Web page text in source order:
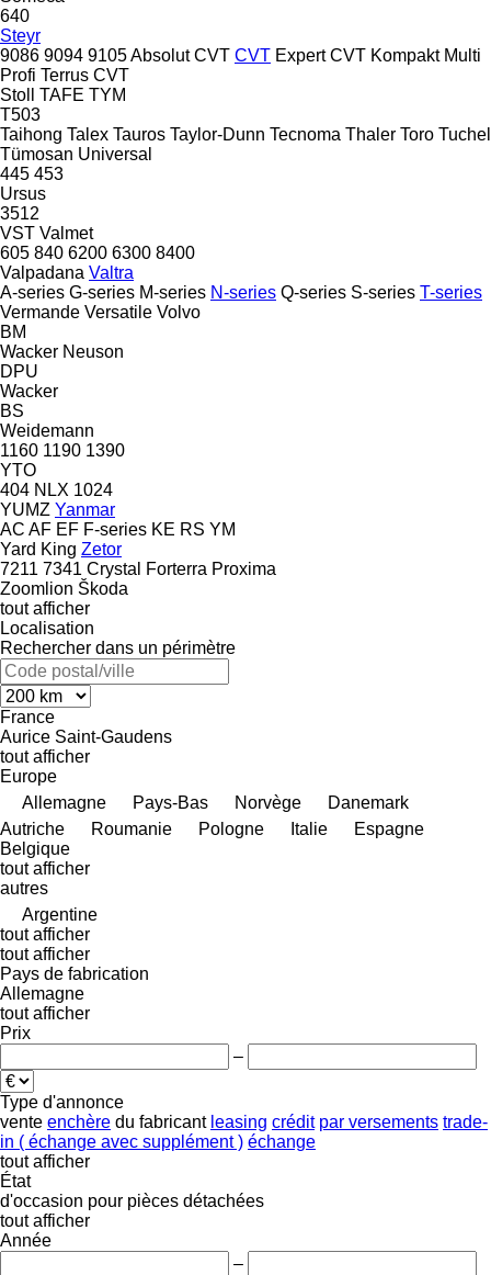
640
Steyr
9086 9094 9105Absolut CVT CVT Expert CVT Kompakt Multi
Profi Terrus CVT
Stoll
TAFE TYM
T503
Taihong Talex Tauros Taylor-Dunn Tecnoma Thaler Toro Tuchel
Tümosan Universal
445 453
Ursus
3512
VST Valmet
605 840 6200 6300 8400
Valpadana Valtra
A-series G-series M-series N-series Q-series S-series T-series
Vermande Versatile Volvo
BM
Wacker Neuson
DPU
Wacker
BS
Weidemann
1160 1190 1390
YTO
404 NLX 1024
YUMZ Yanmar
AC AF EF F-series KE RS YM
Yard King Zetor
7211 7341 Crystal Forterra Proxima
Zoomlion Škoda
tout afficher
Localisation
Rechercher dans un périmètre
France
Aurice Saint-Gaudens
tout afficher
Europe
Allemagne
Pays-Bas Norvège
Danemark
Autriche
Roumanie Pologne Italie
Espagne
Belgique
tout afficher
autres
Argentine
tout afficher
tout afficher
Pays de fabrication
Allemagne
tout afficher
Prix
–
Type d'annonce
vente enchère du fabricant leasing crédit par versements trade-
in ( échange avec supplément ) échange
tout afficher
État
d'occasion pour pièces détachées
tout afficher
Année
–